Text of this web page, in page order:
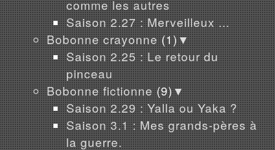
comme les autres
Saison 2.27 : Merveilleux ...
Bobonne crayonne (1)▼
Saison 2.25 : Le retour du
pinceau
Bobonne fictionne (9)▼
Saison 2.29 : Yalla ou Yaka ?
Saison 3.1 : Mes grands-pères à
la guerre.